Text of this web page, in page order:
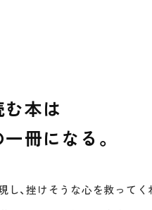
本は
冊になる。
し、挫けそうな心を救ってく